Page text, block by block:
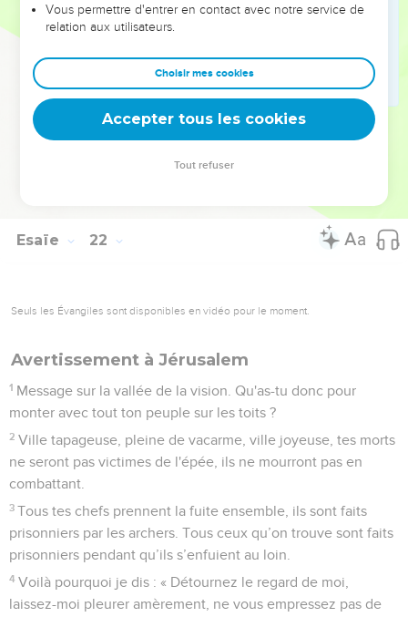
avec du pain !
15
dégainée, devant l'arc tendu, devant la férocité des combats.
En effet, voici ce que m’a dit le Seigneur : « Encore un an,
compté aussi précisément que les années d'un travailleur
salarié, et toute la gloire de Kédar aura disparu.
Il ne restera qu'un petit nombre d’archers parmi les
Esaïe 22
Seuls les Évangiles sont disponibles en vidéo pour le moment.
Avertissement à Jérusalem
1 Message sur la vallée de la vision. Qu'as-tu donc pour
monter avec tout ton peuple sur les toits ?
2 Ville tapageuse, pleine de vacarme, ville joyeuse, tes morts
ne seront pas victimes de l'épée, ils ne mourront pas en
combattant.
3 Tous tes chefs prennent la fuite ensemble, ils sont faits
prisonniers par les archers. Tous ceux qu’on trouve sont faits
prisonniers pendant qu’ils s’enfuient au loin.
4 Voilà pourquoi je dis : « Détournez le regard de moi,
laissez-moi pleurer amèrement, ne vous empressez pas de
Vous permettre d'entrer en contact avec notre service de
relation aux utilisateurs.
Choisir mes cookies
Accepter tous les cookies
Tout refuser